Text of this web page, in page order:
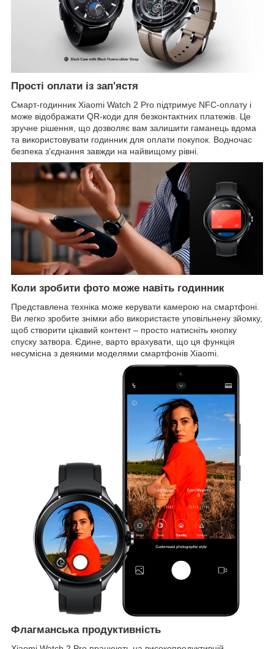
Прості оплати із зап'ястя
Смарт-годинник Xiaomi Watch 2 Pro підтримує NFC-оплату і
може відображати QR-коди для безконтактних платежів. Це
зручне рішення, що дозволяє вам залишити гаманець вдома
та використовувати годинник для оплати покупок. Водночас
безпека з'єднання завжди на найвищому рівні.
Коли зробити фото може навіть годинник
Представлена техніка може керувати камерою на смартфоні.
Ви легко зробите знімки або використаєте уповільнену зйомку,
щоб створити цікавий контент – просто натисніть кнопку
спуску затвора. Єдине, варто врахувати, що ця функція
несумісна з деякими моделями смартфонів Xiaomi.
Флагманська продуктивність